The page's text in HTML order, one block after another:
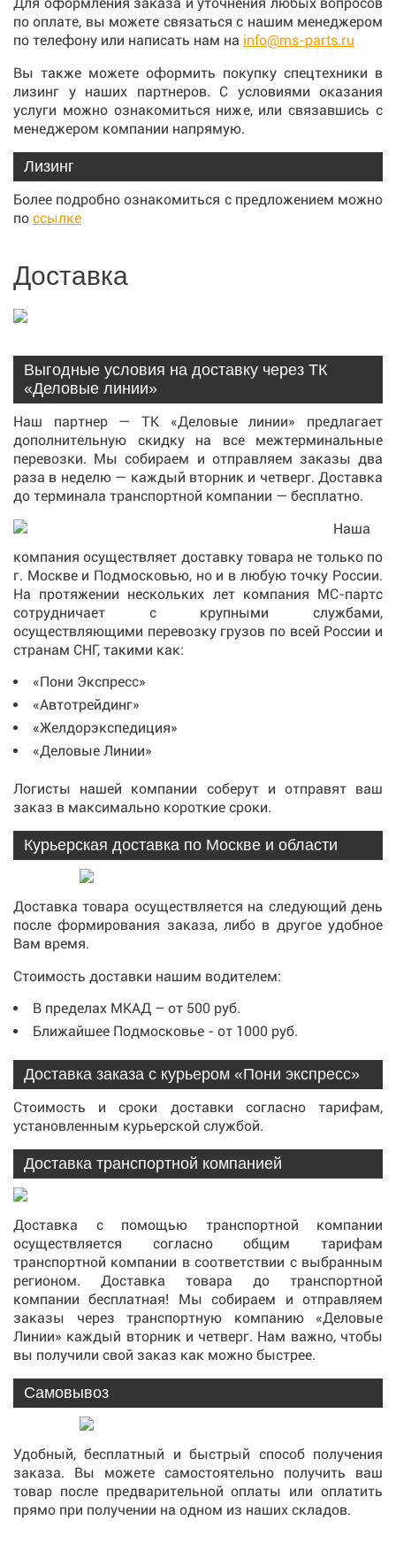
по оплате, вы можете связаться с нашим менеджером
по телефону или написать нам на info@ms-parts.ru
Вы также можете оформить покупку спецтехники в
лизинг у наших партнеров. С условиями оказания
услуги можно ознакомиться ниже, или связавшись с
менеджером компании напрямую.
Лизинг
Более подробно ознакомиться с предложением можно
по ссылке
Доставка
Выгодные условия на доставку через ТК
«Деловые линии»
Наш партнер — ТК «Деловые линии» предлагает
дополнительную скидку на все межтерминальные
перевозки. Мы собираем и отправляем заказы два
раза в неделю — каждый вторник и четверг. Доставка
до терминала транспортной компании — бесплатно.
Наша
компания осуществляет доставку товара не только по
г. Москве и Подмосковью, но и в любую точку России.
На протяжении нескольких лет компания МС-партс
сотрудничает с крупными службами,
осуществляющими перевозку грузов по всей России и
странам СНГ, такими как:
«Пони Экспресс»
«Автотрейдинг»
«Желдорэкспедиция»
«Деловые Линии»
Логисты нашей компании соберут и отправят ваш
заказ в максимально короткие сроки.
Курьерская доставка по Москве и области
Доставка товара осуществляется на следующий день
после формирования заказа, либо в другое удобное
Вам время.
Стоимость доставки нашим водителем:
В пределах МКАД – от 500 руб.
Ближайшее Подмосковье - от 1000 руб.
Доставка заказа с курьером «Пони экспресс»
Стоимость и сроки доставки согласно тарифам,
установленным курьерской службой.
Доставка транспортной компанией
Доставка с помощью транспортной компании
осуществляется согласно общим тарифам
транспортной компании в соответствии с выбранным
регионом. Доставка товара до транспортной
компании бесплатная! Мы собираем и отправляем
заказы через транспортную компанию «Деловые
Линии» каждый вторник и четверг. Нам важно, чтобы
вы получили свой заказ как можно быстрее.
Самовывоз
Удобный, бесплатный и быстрый способ получения
заказа. Вы можете самостоятельно получить ваш
товар после предварительной оплаты или оплатить
прямо при получении на одном из наших складов.